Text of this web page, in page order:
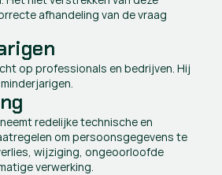
afhandeling van de vraag
op professionals en bedrijven. Hij
redelijke technische en
om persoonsgegevens te
wijziging, ongeoorloofde
verwerking.